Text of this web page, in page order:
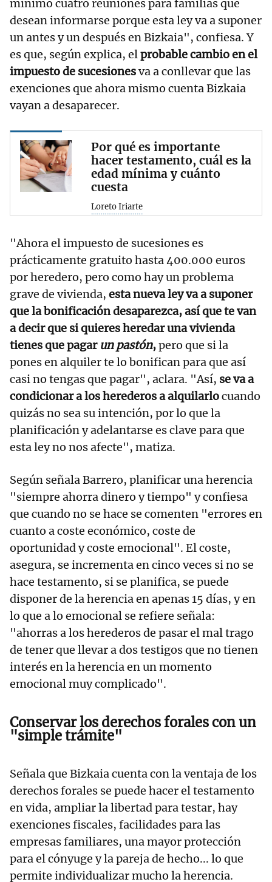
mínimo cuatro reuniones para familias que
desean informarse porque esta ley va a suponer
un antes y un después en Bizkaia", confiesa. Y
es que, según explica, elprobable cambio en el
impuesto de sucesionesva a conllevar que las
exenciones que ahora mismo cuenta Bizkaia
vayan a desaparecer.
Por qué es importante
hacer testamento, cuál es la
edad mínima y cuánto
cuesta
Loreto Iriarte
"Ahora el impuesto de sucesiones es
prácticamente gratuito hasta 400.000 euros
por heredero, pero como hay un problema
grave de vivienda, esta nueva ley va a suponer
que la bonificación desaparezca, así que te van
a decir que si quieres heredar una vivienda
tienes que pagar un pastón,pero que si la
pones en alquiler te lo bonifican para que así
casi no tengas que pagar", aclara. "Así, se va a
condicionar a los herederos a alquilarlocuando
quizás no sea su intención, por lo que la
planificación y adelantarse es clave para que
esta ley no nos afecte", matiza.
Según señala Barrero, planificar una herencia
"siempre ahorra dinero y tiempo" y confiesa
que cuando no se hace se comenten "errores en
cuanto a coste económico, coste de
oportunidad y coste emocional". El coste,
asegura, se incrementa en cinco veces si no se
hace testamento, si se planifica, se puede
disponer de la herencia en apenas 15 días, y en
lo que a lo emocional se refiere señala:
"ahorras a los herederos de pasar el mal trago
de tener que llevar a dos testigos que no tienen
interés en la herencia en un momento
emocional muy complicado".
Conservar los derechos forales con un
"simple trámite"
Señala que Bizkaia cuenta con la ventaja de los
derechos forales se puede hacer el testamento
en vida, ampliar la libertad para testar, hay
exenciones fiscales, facilidades para las
empresas familiares, una mayor protección
para el cónyuge y la pareja de hecho... lo que
permite individualizar mucho la herencia.